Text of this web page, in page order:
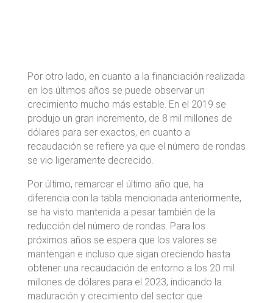
Por otro lado, en cuanto a la financiación realizada
en los últimos años se puede observar un
crecimiento mucho más estable. En el 2019 se
produjo un gran incremento, de 8 mil millones de
dólares para ser exactos, en cuanto a
recaudación se refiere ya que el número de rondas
se vio ligeramente decrecido.
Por último, remarcar el último año que, ha
diferencia con la tabla mencionada anteriormente,
se ha visto mantenida a pesar también de la
reducción del número de rondas. Para los
próximos años se espera que los valores se
mantengan e incluso que sigan creciendo hasta
obtener una recaudación de entorno a los 20 mil
millones de dólares para el 2023, indicando la
maduración y crecimiento del sector que